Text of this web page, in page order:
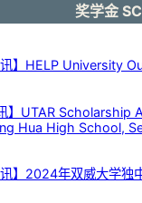
奖学金
讯】HELP University
讯】UTAR
Hua High School,
讯】2024年双威大学独